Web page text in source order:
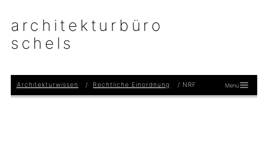
architekturbüro
schels
Architekturwissen Rechtliche Einordnung NRF Menü